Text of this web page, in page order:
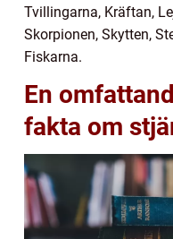
Tvillingarna, Kräftan,
Skorpionen, Skytten,
Fiskarna.
En
fakta om